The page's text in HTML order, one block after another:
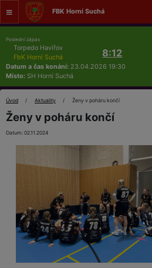
FBK Horní Suchá
Poslední zápas
Torpedo Havířov
FbK Horní Suchá
8:12
Datum a čas konání: 23.04.2026 19:30
Místo: SH Horní Suchá
Úvod Aktuality Ženy v poháru končí
Ženy v poháru končí
Datum: 02.11.2024